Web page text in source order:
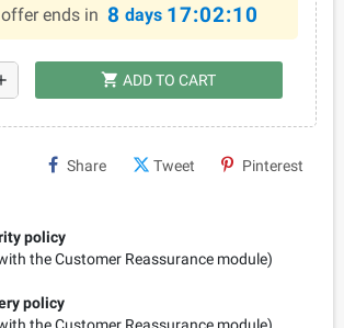
ends in 8 days 17:02:10
shopping_cart ADD TO CART
Share Tweet Pinterest
policy
the Customer Reassurance module)
policy